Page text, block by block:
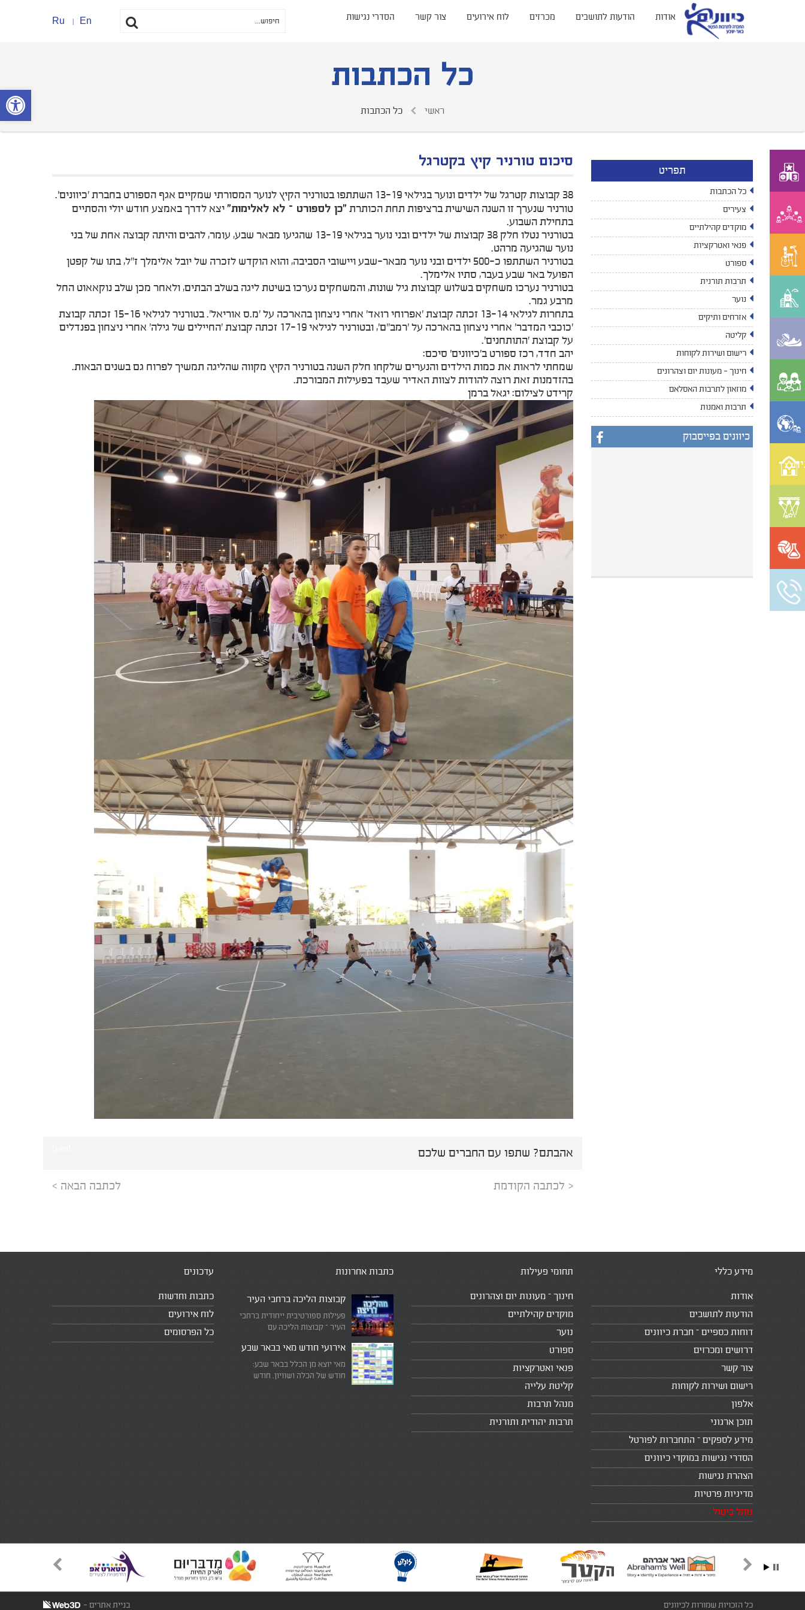
פתח סרגל
אודות הודעות לתושבים מכרזים לוח אירועים צור קשר הסדרי נגישות En
Ru
כל הכתבות
ראשי כל הכתבות
תפריט
כל הכתבות
צעירים
מוקדים קהילתיים
פנאי ואטרקציות
ספורט
תרבות תורנית
נוער
אזרחים ותיקים
קליטה
רישום ושירות לקוחות
חינוך - מעונות יום וצהרונים
מוזאון לתרבות האסלאם
תרבות ואמנות
כיוונים בפייסבוק
סיכום טורניר קיץ בקטרגל
38 קבוצות קטרגל של ילדים ונוער בגילאי 13-19 השתתפו בטורניר הקיץ לנוער המסורתי שמקיים אגף הספורט בחברת 'כיוונים'.
טורניר שנערך זו השנה השישית ברציפות תחת הכותרת "כן לספורט – לא לאלימות"יצא לדרך באמצע חודש יולי והסתיים
בתחילת השבוע.
בטורניר נטלו חלק 38 קבוצות של ילדים ובני נוער בגילאי 13-19 שהגיעו מבאר שבע, עומר, להבים והיתה קבוצה אחת של בני
נוער שהגיעה מרהט.
בטורניר השתתפו כ-500 ילדים ובני נוער מבאר-שבע ויישובי הסביבה, והוא הוקדש לזכרה של יובל אלימלך ז"ל, בתו של קפטן
הפועל באר שבע בעבר, סתיו אלימלך.
בטורניר נערכו משחקים בשלוש קבוצות גיל שונות, והמשחקים נערכו בשיטת ליגה בשלב הבתים, ולאחר מכן שלב נוקאאוט החל
מרבע גמר.
בתחרות לגילאי 13-14 זכתה קבוצת 'אפרוחי רואד' אחרי ניצחון בהארכה על 'מ.ס אוריאל'. בטורניר לגילאי 15-16 זכתה קבוצת
'כוכבי המדבר' אחרי ניצחון בהארכה על 'רמב"ם', ובטורניר לגילאי 17-19 זכתה קבוצת 'החיילים של גילה' אחרי ניצחון בפנדלים
על קבוצת 'התותחנים'.
יהב חדד, רכז ספורט ב'כיוונים' סיכם:
שמחתי לראות את כמות הילדים והנערים שלקחו חלק השנה בטורניר הקיץ מקווה שהליגה תמשיך לפרוח גם בשנים הבאות.
בהזדמנות זאת רוצה להודות לצוות האדיר שעבד בפעילות המבורכת.
קרידט לצילום: יגאל ברמן
אהבתם? שתפו עם החברים שלכם
< לכתבה הקודמת לכתבה הבאה >
מידע כללי
אודות
הודעות לתושבים
דוחות כספיים – חברת כיוונים
דרושים ומכרזים
צור קשר
רישום ושירות לקוחות
אלפון
תוכן ארגוני
מידע לספקים – התחברות לפורטל
הסדרי נגישות במוקדי כיוונים
הצהרת נגישות
מדיניות פרטיות
נוהל ביטול
תחומי פעילות
חינוך – מעונות יום וצהרונים
מוקדים קהילתיים
נוער
ספורט
פנאי ואטרקציות
קליטת עלייה
מנהל תרבות
תרבות יהודית ותורנית
כתבות אחרונות
קבוצות הליכה ברחבי העיר
פעילות ספורטיבית ייחודית ברחבי
העיר – קבוצות הליכה עם
אירועי חודש מאי בבאר שבע
מאי יוצא מן הכלל בבאר שבע:
חודש של הכלה ושוויון. חודש
עדכונים
כתבות וחדשות
לוח אירועים
כל הפרסומים
כל הזכויות שמורות לכיוונים בניית אתרים -